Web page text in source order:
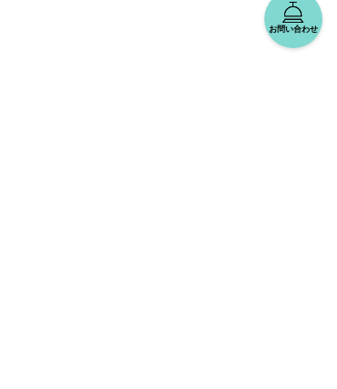
お問い合わせ